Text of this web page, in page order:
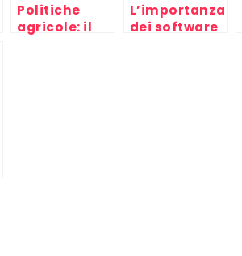
Politiche
agricole: il
L’importanza
dei software